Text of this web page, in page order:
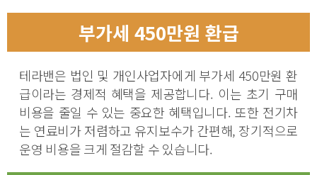
부가세 450만원 환급
테라밴은 법인 및 개인사업자에게 부가세 450만원 환
급이라는 경제적 혜택을 제공합니다. 이는 초기 구매
비용을 줄일 수 있는 중요한 혜택입니다. 또한 전기차
는 연료비가 저렴하고 유지보수가 간편해, 장기적으로
운영 비용을 크게 절감할 수 있습니다.